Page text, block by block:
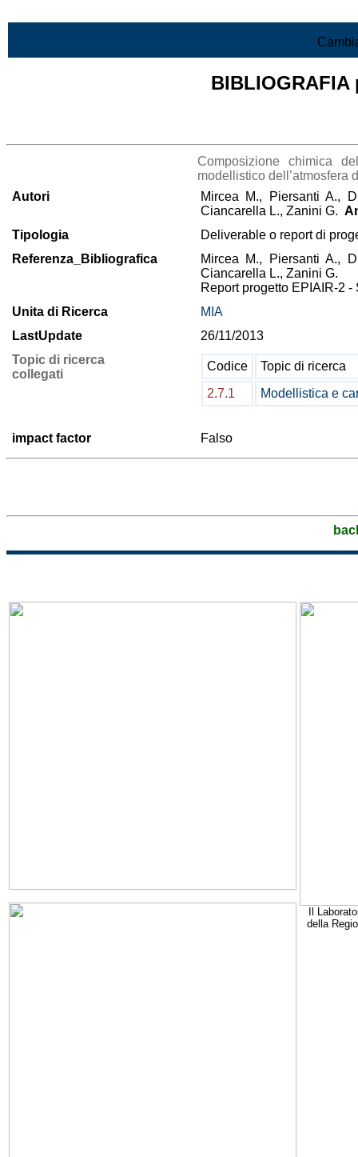
Composizione chimica
modellistico dell’atmosfera
Autori
Mircea M., Piersanti A.,
Ciancarella L., Zanini G.
Tipologia
Deliverable o report di
Referenza_Bibliografica
Mircea M., Piersanti A.,
Ciancarella L., Zanini G.
Report progetto EPIAIR-2
Unita di Ricerca
MIA
LastUpdate
26/11/2013
Topic di ricerca
collegati
Codice
Topic di ricerca
2.7.1
Modellistica e
impact factor Falso
Il
della